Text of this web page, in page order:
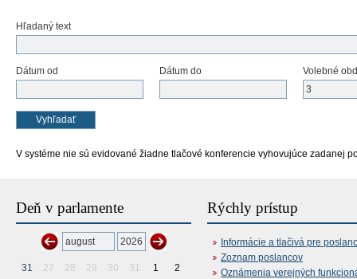
Hľadaný text
Dátum od Dátum do Volebné
V systéme nie sú evidované žiadne tlačové konferencie vyhovujúce zadanej
Deň v parlamente
31 27 28 29 30 31 1
2
Rýchly prístup
Informácie a tlačivá pre
Zoznam poslancov
Oznámenia verejných